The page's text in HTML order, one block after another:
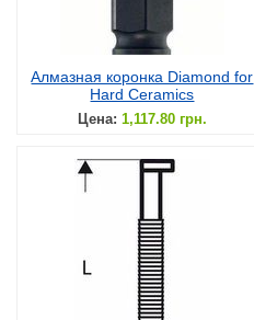
Алмазная коронка Diamond for
Hard Ceramics
Цена: 1,117.80 грн.